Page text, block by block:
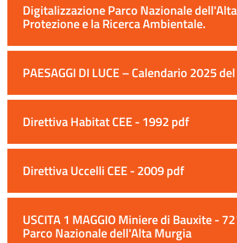
Digitalizzazione Parco Nazionale
Protezione e la Ricerca Ambientale.
PAESAGGI DI LUCE – Calendario 2025
Direttiva Habitat CEE - 1992 pdf
Direttiva Uccelli CEE - 2009 pdf
USCITA 1 MAGGIO Miniere di Bauxite -
Parco Nazionale dell'Alta Murgia